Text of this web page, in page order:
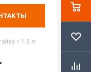
= 1.5 м